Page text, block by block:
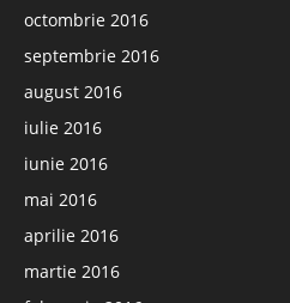
octombrie 2016
septembrie 2016
august 2016
iulie 2016
iunie 2016
mai 2016
aprilie 2016
martie 2016